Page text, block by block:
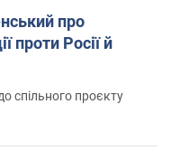
про
проти Росії й
спільного проєкту